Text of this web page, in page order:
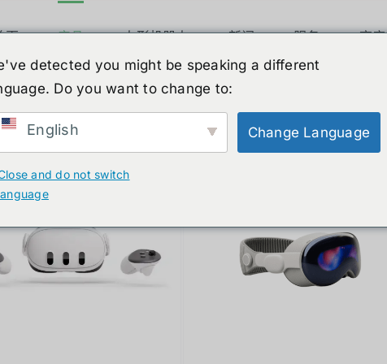
页 产品 人形机器人 新闻 服务 商店
detected you might be speaking a different
Do you want to change to:
English Change Language
and do not switch